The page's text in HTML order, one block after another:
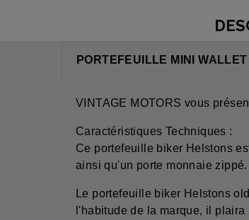
PORTEFEUILLE MINI
VINTAGE MOTORS vous
Caractéristiques Techniques :
Ce portefeuille biker Helstons
ainsi qu'un porte monnaie zippé.
Le portefeuille biker Helstons
l'habitude de la marque, il